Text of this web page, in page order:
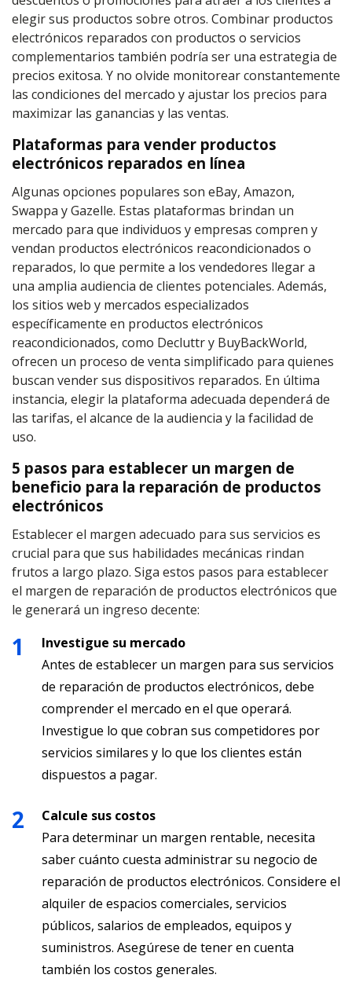
elegir sus productos sobre otros. Combinar productos
electrónicos reparados con productos o servicios
complementarios también podría ser una estrategia de
precios exitosa. Y no olvide monitorear constantemente
las condiciones del mercado y ajustar los precios para
maximizar las ganancias y las ventas.
Plataformas para vender productos
electrónicos reparados en línea
Algunas opciones populares son eBay, Amazon,
Swappa y Gazelle. Estas plataformas brindan un
mercado para que individuos y empresas compren y
vendan productos electrónicos reacondicionados o
reparados, lo que permite a los vendedores llegar a
una amplia audiencia de clientes potenciales. Además,
los sitios web y mercados especializados
específicamente en productos electrónicos
reacondicionados, como Decluttr y BuyBackWorld,
ofrecen un proceso de venta simplificado para quienes
buscan vender sus dispositivos reparados. En última
instancia, elegir la plataforma adecuada dependerá de
las tarifas, el alcance de la audiencia y la facilidad de
uso.
5 pasos para establecer un margen de
beneficio para la reparación de productos
electrónicos
Establecer el margen adecuado para sus servicios es
crucial para que sus habilidades mecánicas rindan
frutos a largo plazo. Siga estos pasos para establecer
el margen de reparación de productos electrónicos que
le generará un ingreso decente:
Investigue su mercado
Antes de establecer un margen para sus servicios
de reparación de productos electrónicos, debe
comprender el mercado en el que operará.
Investigue lo que cobran sus competidores por
servicios similares y lo que los clientes están
dispuestos a pagar.
Calcule sus costos
Para determinar un margen rentable, necesita
saber cuánto cuesta administrar su negocio de
reparación de productos electrónicos. Considere el
alquiler de espacios comerciales, servicios
públicos, salarios de empleados, equipos y
suministros. Asegúrese de tener en cuenta
también los costos generales.